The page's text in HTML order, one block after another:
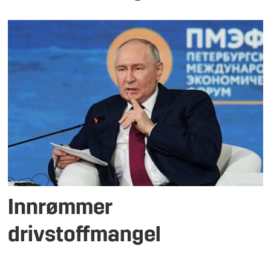
Innrømmer
drivstoffmangel